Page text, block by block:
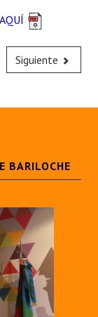
Siguiente
BARILOCHE